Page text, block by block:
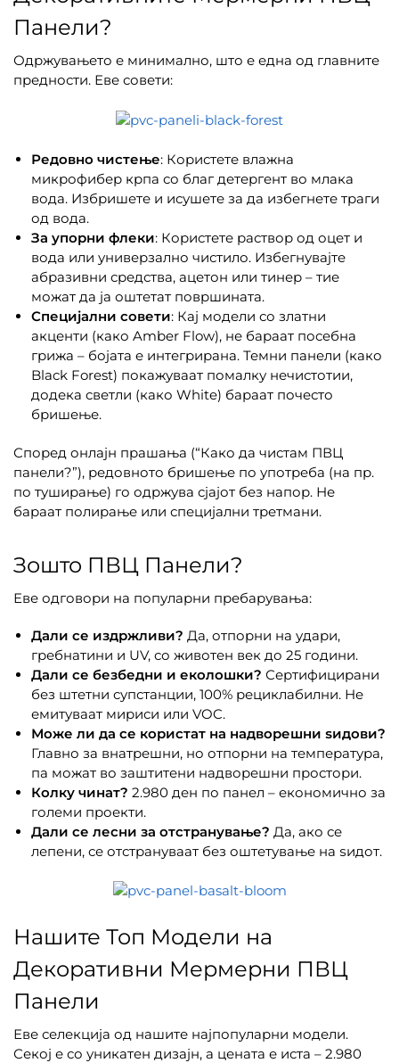
Панели?
Одржувањето е минимално, што е една од главните
предности. Еве совети:
Редовно чистење: Користете влажна
микрофибер крпа со благ детергент во млака
вода. Избришете и исушете за да избегнете траги
од вода.
За упорни флеки: Користете раствор од оцет и
вода или универзално чистило. Избегнувајте
абразивни средства, ацетон или тинер – тие
можат да ја оштетат површината.
Специјални совети: Кај модели со златни
акценти (како Amber Flow), не бараат посебна
грижа – бојата е интегрирана. Темни панели (како
Black Forest) покажуваат помалку нечистотии,
додека светли (како White) бараат почесто
бришење.
Според онлајн прашања (“Како да чистам ПВЦ
панели?”), редовното бришење по употреба (на пр.
по туширање) го одржува сјајот без напор. Не
бараат полирање или специјални третмани.
Зошто ПВЦ Панели?
Еве одговори на популарни пребарувања:
Дали се издржливи? Да, отпорни на удари,
гребнатини и UV, со животен век до 25 години.
Дали се безбедни и еколошки? Сертифицирани
без штетни супстанции, 100% рециклабилни. Не
емитуваат мириси или VOC.
Може ли да се користат на надворешни ѕидови?
Главно за внатрешни, но отпорни на температура,
па можат во заштитени надворешни простори.
Колку чинат? 2.980 ден по панел – економично за
големи проекти.
Дали се лесни за отстранување? Да, ако се
лепени, се отстрануваат без оштетување на ѕидот.
Нашите Топ Модели на
Декоративни Мермерни ПВЦ
Панели
Еве селекција од нашите најпопуларни модели.
Секој е со уникатен дизајн, а цената е иста – 2.980